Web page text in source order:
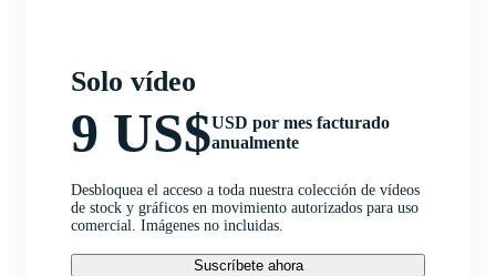
Solo vídeo
9 US$USD por mes facturado
anualmente
Desbloquea el acceso a toda nuestra colección de vídeos
de stock y gráficos en movimiento autorizados para uso
comercial. Imágenes no incluidas.
Suscríbete ahora